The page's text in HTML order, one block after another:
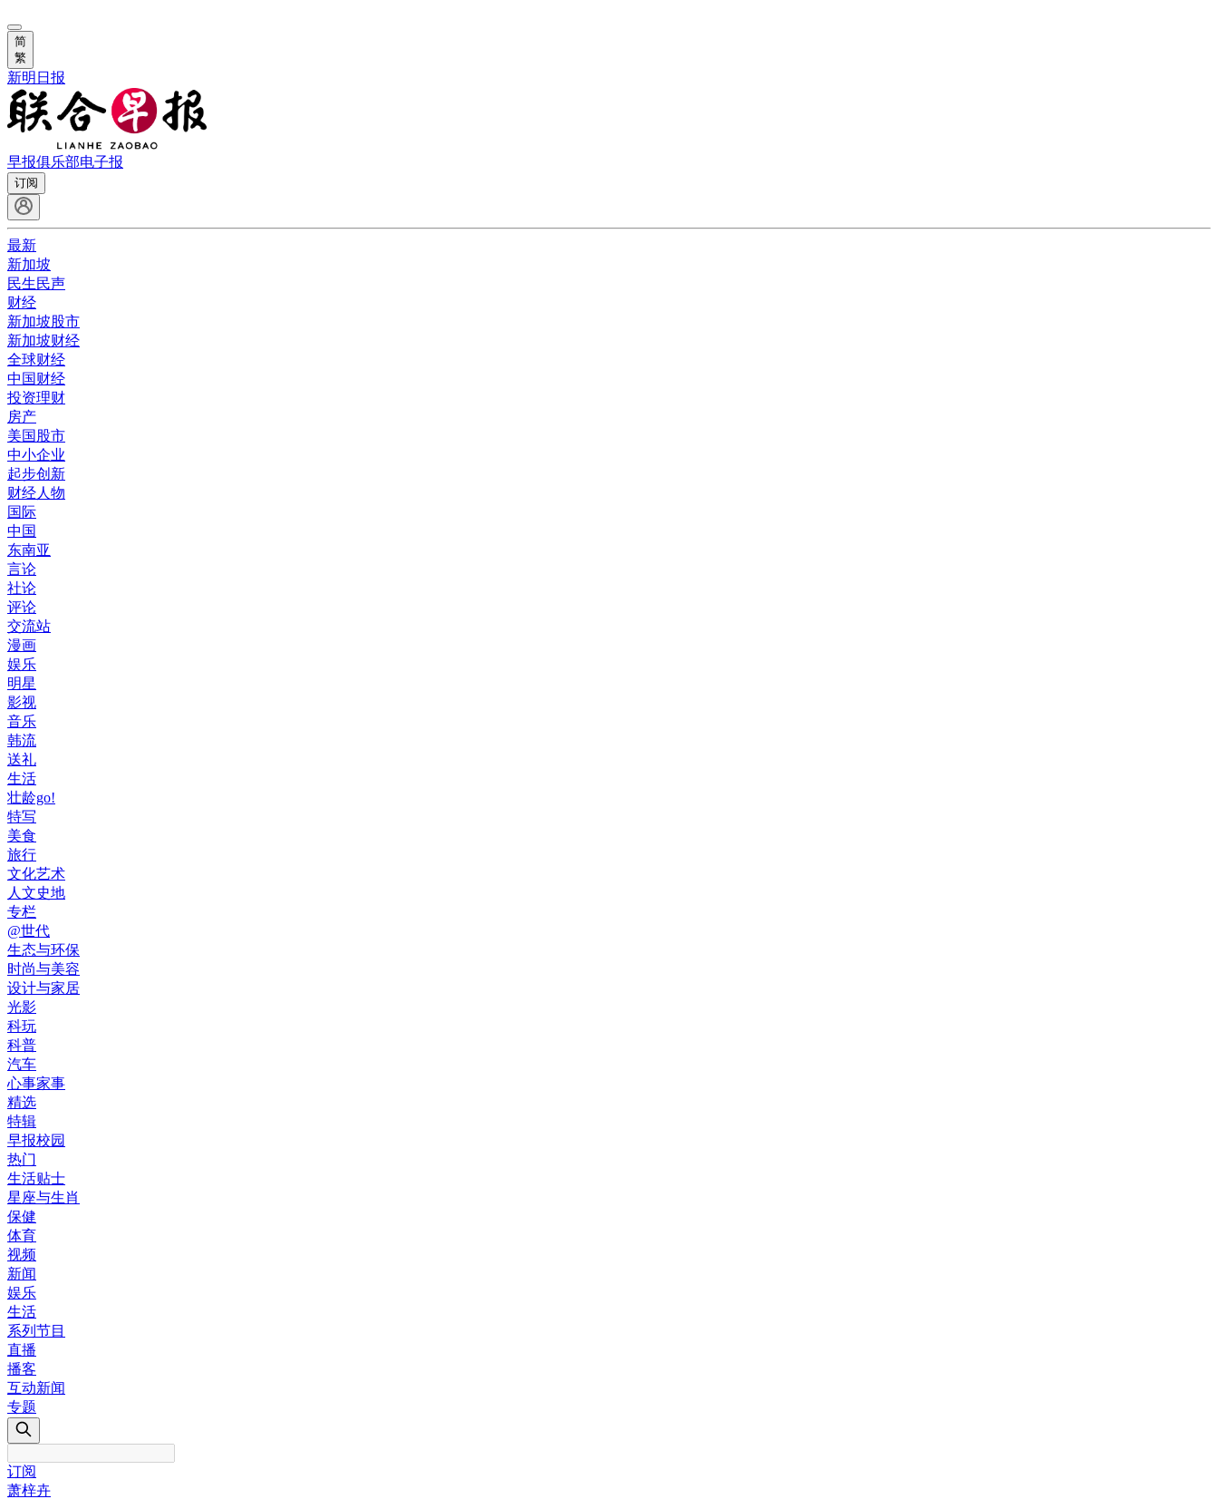
简
繁
新明日报
早报俱乐部电子报
订阅
最新
新加坡
民生民声
财经
新加坡股市
新加坡财经
全球财经
中国财经
投资理财
房产
美国股市
中小企业
起步创新
财经人物
国际
中国
东南亚
言论
社论
评论
交流站
漫画
娱乐
明星
影视
音乐
韩流
送礼
生活
壮龄go!
特写
美食
旅行
文化艺术
人文史地
专栏
@世代
生态与环保
时尚与美容
设计与家居
光影
科玩
科普
汽车
心事家事
精选
特辑
早报校园
热门
生活贴士
星座与生肖
保健
体育
视频
新闻
娱乐
生活
系列节目
直播
播客
互动新闻
专题
订阅
萧梓卉